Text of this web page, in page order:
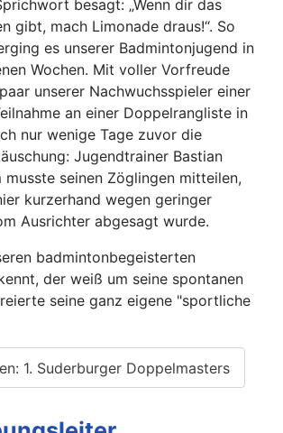
besagt: „Wenn dir das
gibt, mach Limonade draus!“. So
es unserer Badmintonjugend in
Wochen. Mit voller Vorfreude
unserer Nachwuchsspieler einer
an einer Doppelrangliste in
nur wenige Tage zuvor die
Jugendtrainer Bastian
musste seinen Zöglingen mitteilen,
kurzerhand wegen geringer
Ausrichter abgesagt wurde.
badmintonbegeisterten
der weiß um seine spontanen
seine ganz eigene "sportliche
1. Suderburger Doppelmasters